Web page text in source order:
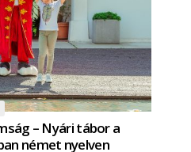
– Nyári tábor a
német nyelven